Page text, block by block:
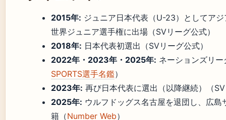
2015年: ジュニア日本代表（U-23）としてア
世界ジュニア選手権に出場（SVリーグ公式）
2018年: 日本代表初選出（SVリーグ公式）
2022年・2023年・2025年: ネーションズリ
SPORTS選手名鑑）
2023年: 再び日本代表に選出（以降継続）（
2025年: ウルフドッグス名古屋を退団し、広島
籍（Number Web）